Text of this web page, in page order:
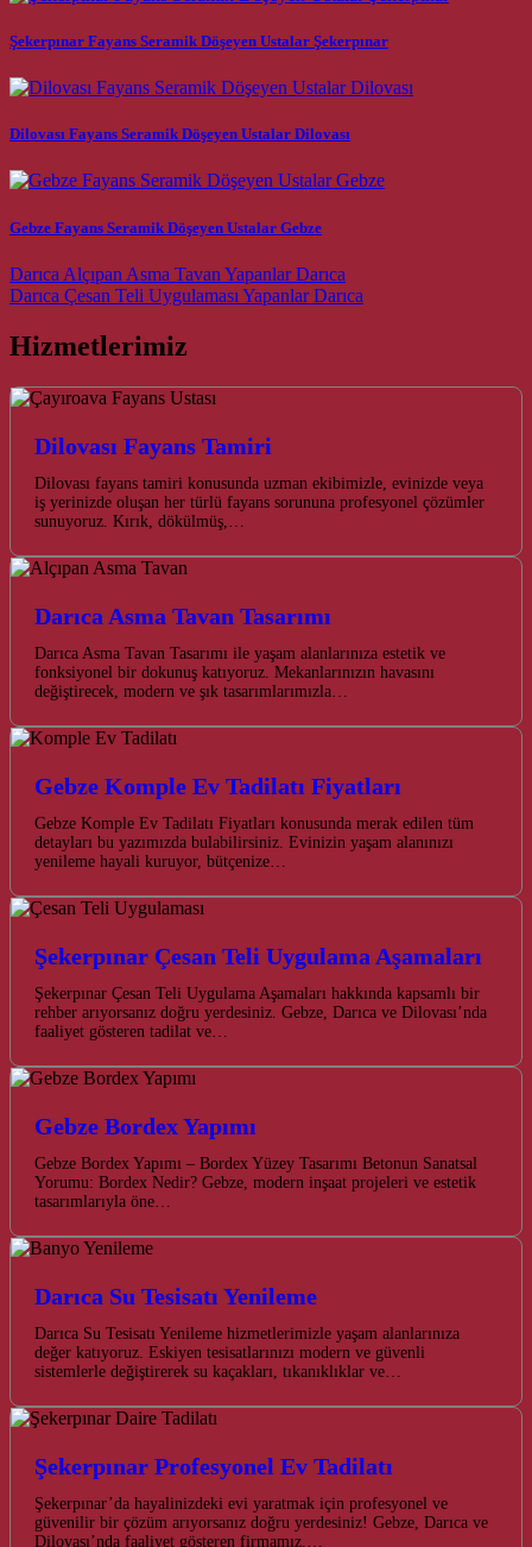
Şekerpınar Fayans Seramik Döşeyen Ustalar Şekerpınar
Dilovası Fayans Seramik Döşeyen Ustalar Dilovası
Gebze Fayans Seramik Döşeyen Ustalar Gebze
Post navigation
Darıca Alçıpan Asma Tavan Yapanlar Darıca
Darıca Çesan Teli Uygulaması Yapanlar Darıca
Hizmetlerimiz
Dilovası Fayans Tamiri
Dilovası fayans tamiri konusunda uzman ekibimizle, evinizde veya
iş yerinizde oluşan her türlü fayans sorununa profesyonel çözümler
sunuyoruz. Kırık, dökülmüş,…
Darıca Asma Tavan Tasarımı
Darıca Asma Tavan Tasarımı ile yaşam alanlarınıza estetik ve
fonksiyonel bir dokunuş katıyoruz. Mekanlarınızın havasını
değiştirecek, modern ve şık tasarımlarımızla…
Gebze Komple Ev Tadilatı Fiyatları
Gebze Komple Ev Tadilatı Fiyatları konusunda merak edilen tüm
detayları bu yazımızda bulabilirsiniz. Evinizin yaşam alanınızı
yenileme hayali kuruyor, bütçenize…
Şekerpınar Çesan Teli Uygulama Aşamaları
Şekerpınar Çesan Teli Uygulama Aşamaları hakkında kapsamlı bir
rehber arıyorsanız doğru yerdesiniz. Gebze, Darıca ve Dilovası’nda
faaliyet gösteren tadilat ve…
Gebze Bordex Yapımı
Gebze Bordex Yapımı – Bordex Yüzey Tasarımı Betonun Sanatsal
Yorumu: Bordex Nedir? Gebze, modern inşaat projeleri ve estetik
tasarımlarıyla öne…
Darıca Su Tesisatı Yenileme
Darıca Su Tesisatı Yenileme hizmetlerimizle yaşam alanlarınıza
değer katıyoruz. Eskiyen tesisatlarınızı modern ve güvenli
sistemlerle değiştirerek su kaçakları, tıkanıklıklar ve…
Şekerpınar Profesyonel Ev Tadilatı
Şekerpınar’da hayalinizdeki evi yaratmak için profesyonel ve
güvenilir bir çözüm arıyorsanız doğru yerdesiniz! Gebze, Darıca ve
Dilovası’nda faaliyet gösteren firmamız,…